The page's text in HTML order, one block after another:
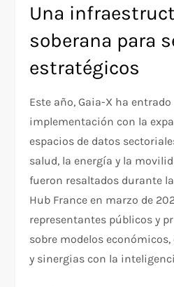
Una
soberana para
estratégicos
Este año, Gaia-X ha
implementación con la
espacios de datos
salud, la energía y la
fueron resaltados durante
Hub France en marzo de
representantes públicos y
sobre modelos
y sinergias con la